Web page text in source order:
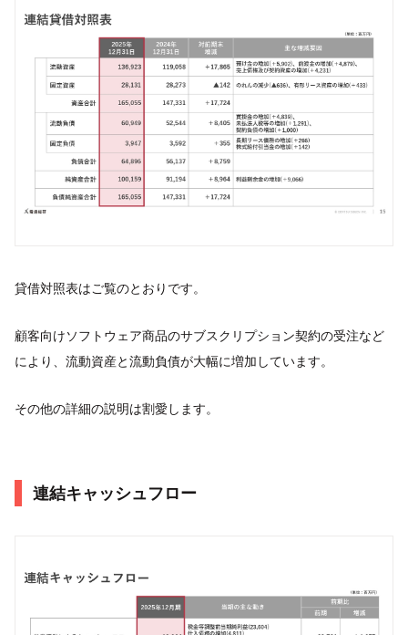
貸借対照表はご覧のとおりです。
顧客向けソフトウェア商品のサブスクリプション契約の受注など
により、流動資産と流動負債が⼤幅に増加しています。
その他の詳細の説明は割愛します。
連結キャッシュフロー